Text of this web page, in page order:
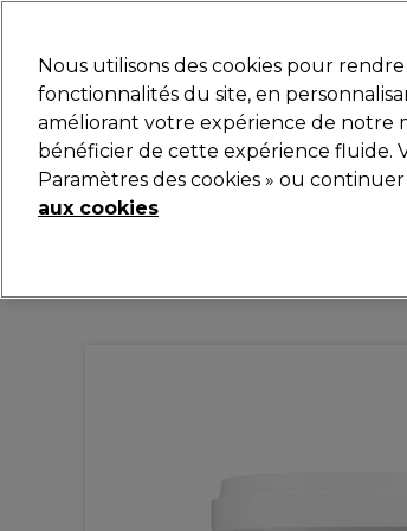
Marques Bons plans Coiffure
Livraison et délais
Nous utilisons des cookies pour
fonctionnalités du site, en
améliorant votre expérience de notre
bénéficier de cette expérience fluide.
Paramètres des cookies » ou
aux cookies